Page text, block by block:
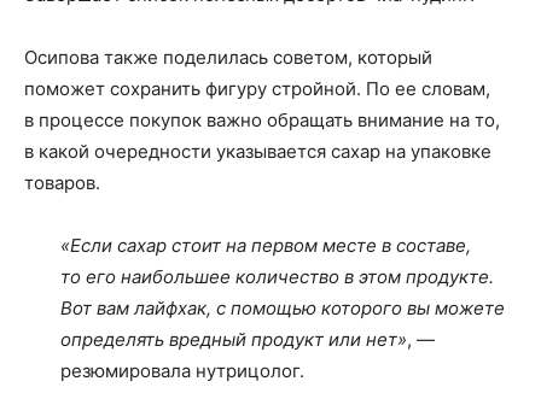
Осипова также поделилась советом, который
поможет сохранить фигуру стройной. По ее словам,
в процессе покупок важно обращать внимание на то,
в какой очередности указывается сахар на упаковке
товаров.
«Если сахар стоит на первом месте в составе,
то его наибольшее количество в этом продукте.
Вот вам лайфхак, с помощью которого вы можете
определять вредный продукт или нет», —
резюмировала нутрицолог.